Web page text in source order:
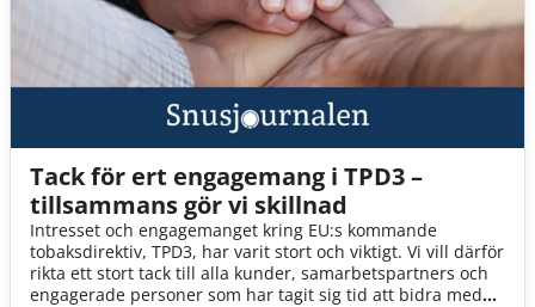
Tack för ert engagemang i TPD3 –
tillsammans gör vi skillnad
Intresset och engagemanget kring EU:s kommande
tobaksdirektiv, TPD3, har varit stort och viktigt. Vi vill därför
rikta ett stort tack till alla kunder, samarbetspartners och
engagerade personer som har tagit sig tid att bidra med